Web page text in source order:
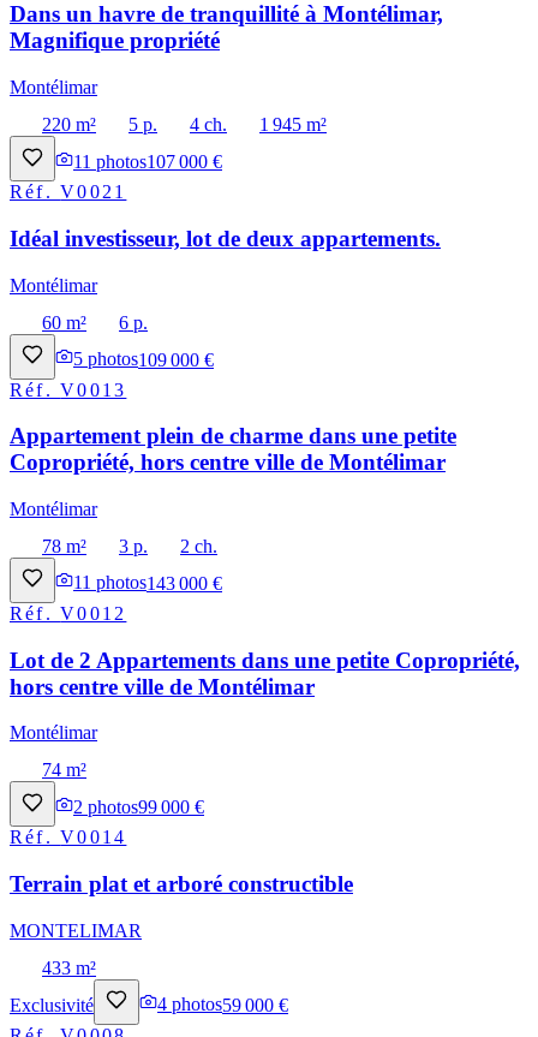
Dans un havre de tranquillité à Montélimar,
Magnifique propriété
Montélimar
220 m²
5 p. 4 ch.
1 945 m²
11 photos107 000 €
Réf.V0021
Idéal investisseur, lot de deux appartements.
Montélimar
60 m²
6 p.
5 photos109 000 €
Réf.V0013
Appartement plein de charme dans une petite
Copropriété, hors centre ville de Montélimar
Montélimar
78 m²
3 p.
2 ch.
11 photos143 000 €
Réf.V0012
Lot de 2 Appartements dans une petite Copropriété,
hors centre ville de Montélimar
Montélimar
74 m²
2 photos99 000 €
Réf.V0014
Terrain plat et arboré constructible
MONTELIMAR
433 m²
Exclusivité
4 photos59 000 €